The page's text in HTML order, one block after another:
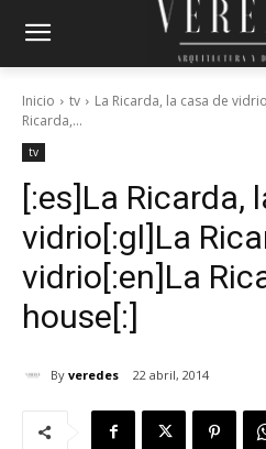
Inicio tv
La Ricarda, la casa de
Ricarda,...
tv
[:es]La Ricarda,
vidrio[:gl]La
vidrio[:en]La
house[:]
By veredes 22 abril, 2014